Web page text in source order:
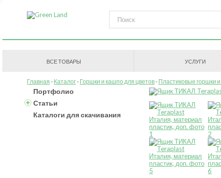
ВСЕ ТОВАРЫ УСЛУГИ
Главная Каталог Горшки и кашпо для цветов Пластиковые горшки
Портфолио
Статьи
Каталоги для скачивания